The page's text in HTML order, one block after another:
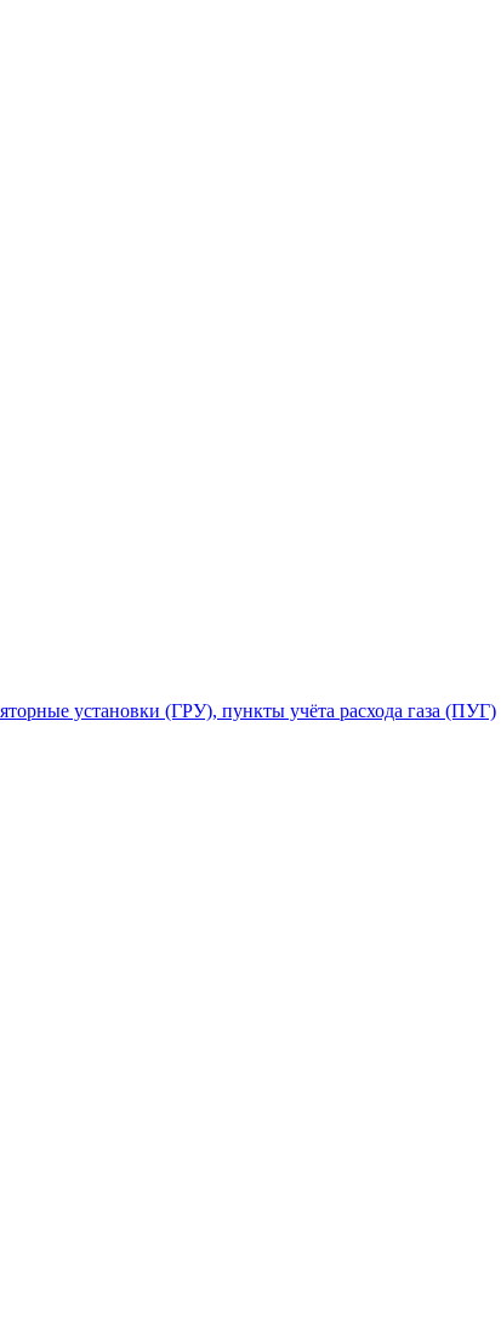
установки (ГРУ), пункты учёта расхода газа (ПУГ)